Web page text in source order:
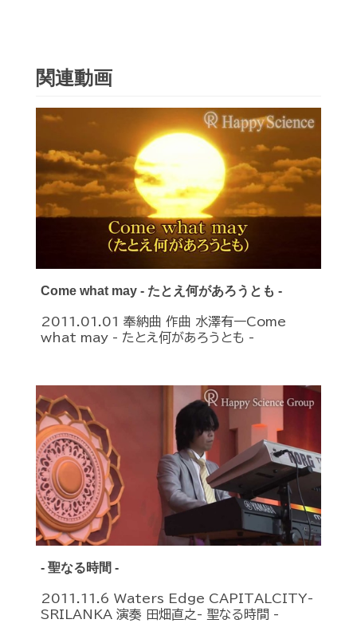
関連動画
Come what may - たとえ何があろうとも -
2011.01.01 奉納曲 作曲 水澤有一Come
what may - たとえ何があろうとも -
- 聖なる時間 -
2011.11.6 Waters Edge CAPITALCITY-
SRILANKA 演奏 田畑直之- 聖なる時間 -